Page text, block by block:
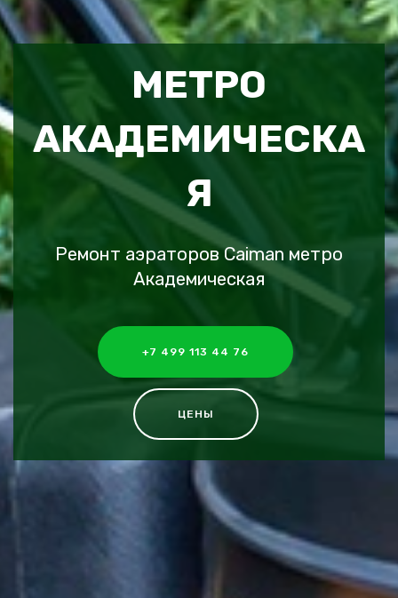
МЕТРО
АКАДЕМИЧЕСКА
Я
Ремонт аэраторов Caiman метро
Академическая
+7 499 113 44 76
ЦЕНЫ